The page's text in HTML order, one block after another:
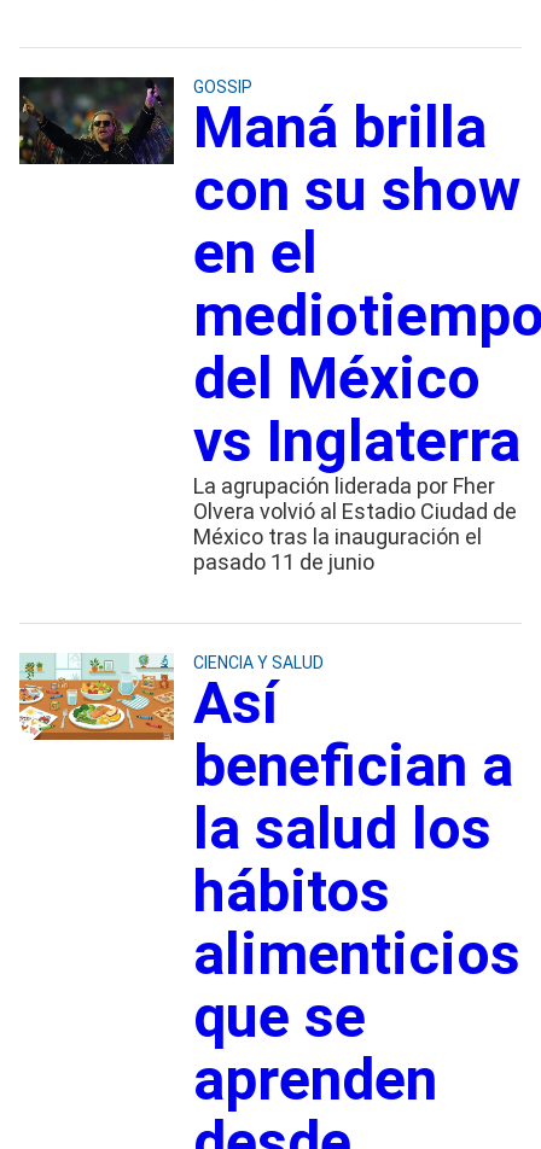
GOSSIP
Maná brilla
con su show
en el
del México
vs Inglaterra
La agrupación liderada por Fher
Olvera volvió al Estadio Ciudad de
México tras la inauguración el
pasado 11 de junio
CIENCIA Y SALUD
Así
benefician a
la salud los
hábitos
alimenticios
que se
aprenden